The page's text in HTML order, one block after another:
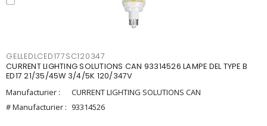
GELLEDLCED177SC120347
CURRENT LIGHTING SOLUTIONS CAN 93314526 LAMPE DEL TYPE B
ED17 21/35/45W 3/4/5K 120/347V
Manufacturier :
CURRENT LIGHTING SOLUTIONS CAN
# Manufacturier : 93314526